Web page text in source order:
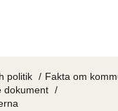
politik
Fakta om
dokument